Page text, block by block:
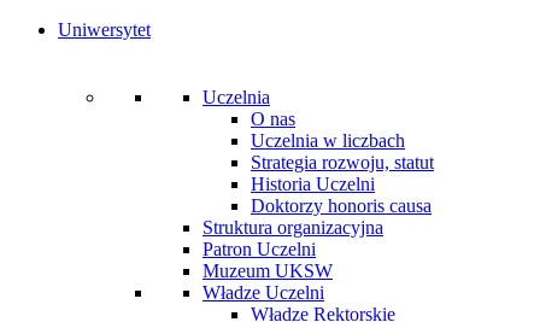
Uniwersytet
Uczelnia
O nas
Uczelnia w liczbach
Strategia rozwoju, statut
Historia Uczelni
Doktorzy honoris causa
Struktura organizacyjna
Patron Uczelni
Muzeum UKSW
Władze Uczelni
Władze Rektorskie